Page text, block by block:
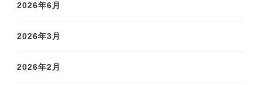
2026年6月
2026年3月
2026年2月